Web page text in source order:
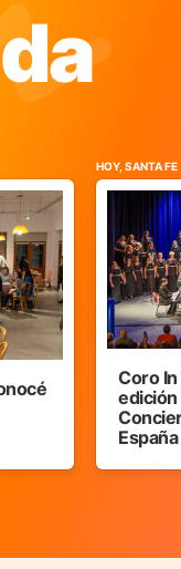
HOY, SANTA FE
Coro
edición
España